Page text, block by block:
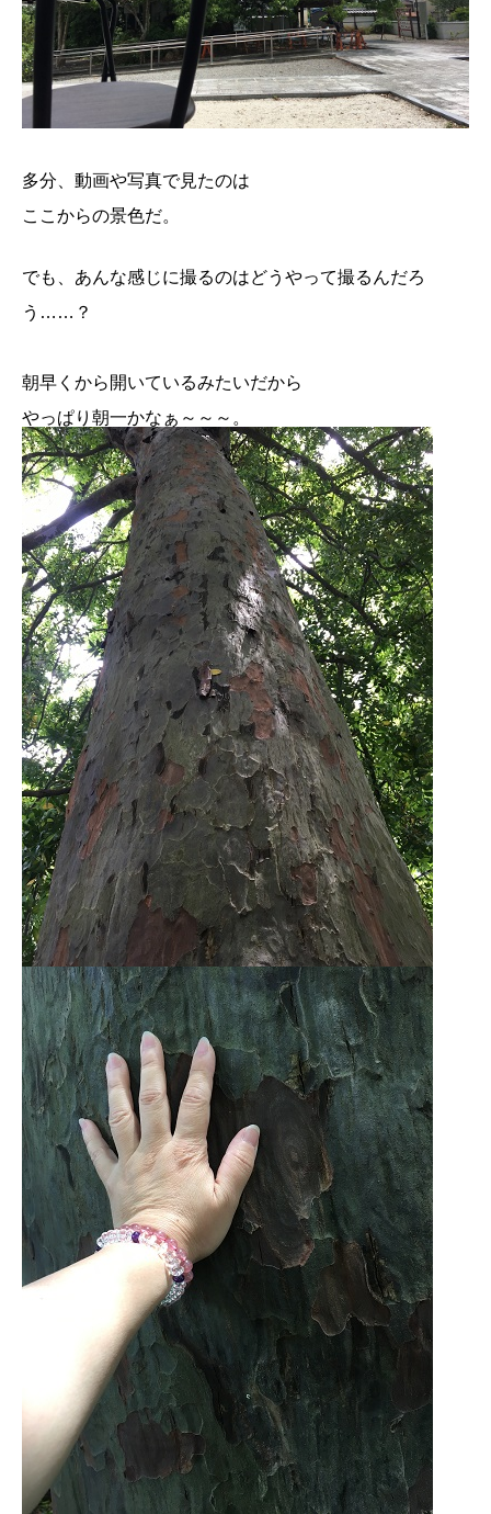
多分、動画や写真で見たのは
ここからの景色だ。
でも、あんな感じに撮るのはどうやって撮るんだろ
う……？
朝早くから開いているみたいだから
やっぱり朝一かなぁ～～～。